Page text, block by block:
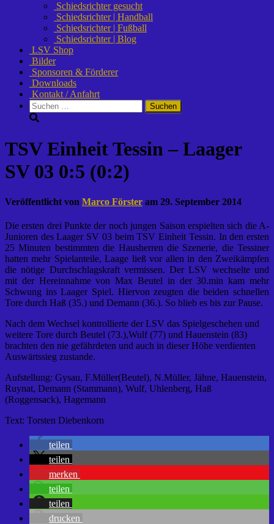
Schiedsrichter gesucht
Schiedsrichter | Handball
Schiedsrichter | Fußball
Schiedsrichter | Blog
LSV Shop
Bilder
Sponsoren & Förderer
Downloads
Kontakt / Anfahrt
Suchen
nach:
TSV Einheit Tessin – Laager
SV 03 0:5 (0:2)
Veröffentlicht von Marco Förster am 29. September 2014
Die ersten drei Punkte der noch jungen Saison erspielten sich die A-
Junioren des Laager SV 03 beim TSV Einheit Tessin. In den ersten
25 Minuten bestimmten die Hausherren die Szenerie, die Tessiner
hatten mehr Spielanteile, Laage ließ vor allen in den Zweikämpfen
die nötige Durchschlagskraft vermissen. Der LSV wechselte und
mit der Hereinnahme von Max Beutel in der 30.min kam mehr
Schwung ins Laager Spiel. Hiervon zeugten die beiden schnellen
Tore durch Haß (35.) und Demann (36.). So blieb es bis zur Pause.
Nach dem Wechsel kontrollierte der LSV das Spielgeschehen und
weitere Tore durch Beutel (73.),Wulf (77) und Hauenstein (83)
brachten den nie gefährdeten und auch in dieser Höhe verdienten
Auswärtssieg zustande.
Aufstellung: Gysau, F.Müller(Beutel), N.Müller, Jähne, Hauenstein,
Ruynat, Demann (Stammann), Wulf, Uhlenberg, Haß
(Roggensack), Hagemann
Text: Torsten Diebenkorn
teilen
teilen
merken
teilen
teilen
drucken